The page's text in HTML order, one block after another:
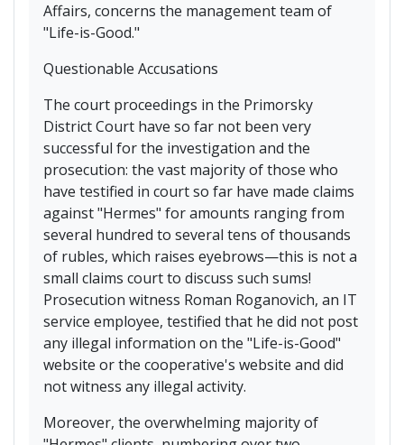
Affairs, concerns the management team of
"Life-is-Good."
Questionable Accusations
The court proceedings in the Primorsky
District Court have so far not been very
successful for the investigation and the
prosecution: the vast majority of those who
have testified in court so far have made claims
against "Hermes" for amounts ranging from
several hundred to several tens of thousands
of rubles, which raises eyebrows—this is not a
small claims court to discuss such sums!
Prosecution witness Roman Roganovich, an IT
service employee, testified that he did not post
any illegal information on the "Life-is-Good"
website or the cooperative's website and did
not witness any illegal activity.
Moreover, the overwhelming majority of